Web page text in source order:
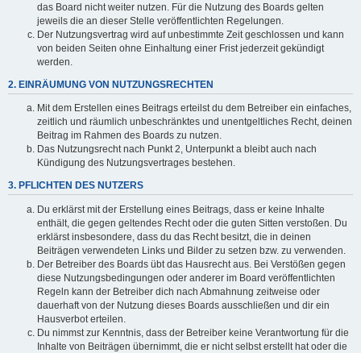
das Board nicht weiter nutzen. Für die Nutzung des Boards gelten
jeweils die an dieser Stelle veröffentlichten Regelungen.
Der Nutzungsvertrag wird auf unbestimmte Zeit geschlossen und kann
von beiden Seiten ohne Einhaltung einer Frist jederzeit gekündigt
werden.
2. EINRÄUMUNG VON NUTZUNGSRECHTEN
Mit dem Erstellen eines Beitrags erteilst du dem Betreiber ein einfaches,
zeitlich und räumlich unbeschränktes und unentgeltliches Recht, deinen
Beitrag im Rahmen des Boards zu nutzen.
Das Nutzungsrecht nach Punkt 2, Unterpunkt a bleibt auch nach
Kündigung des Nutzungsvertrages bestehen.
3. PFLICHTEN DES NUTZERS
Du erklärst mit der Erstellung eines Beitrags, dass er keine Inhalte
enthält, die gegen geltendes Recht oder die guten Sitten verstoßen. Du
erklärst insbesondere, dass du das Recht besitzt, die in deinen
Beiträgen verwendeten Links und Bilder zu setzen bzw. zu verwenden.
Der Betreiber des Boards übt das Hausrecht aus. Bei Verstößen gegen
diese Nutzungsbedingungen oder anderer im Board veröffentlichten
Regeln kann der Betreiber dich nach Abmahnung zeitweise oder
dauerhaft von der Nutzung dieses Boards ausschließen und dir ein
Hausverbot erteilen.
Du nimmst zur Kenntnis, dass der Betreiber keine Verantwortung für die
Inhalte von Beiträgen übernimmt, die er nicht selbst erstellt hat oder die